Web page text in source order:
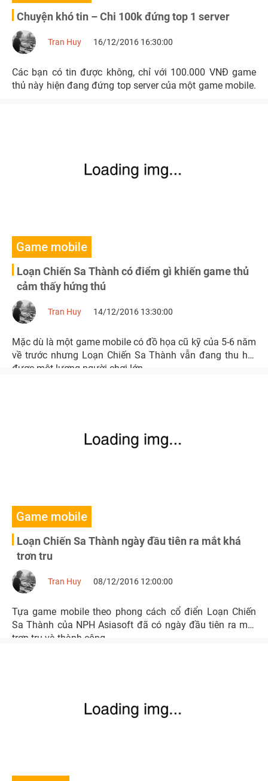
Chuyện khó tin – Chi 100k đứng top 1 server
Tran Huy 16/12/2016 16:30:00
Các bạn có tin được không, chỉ với 100.000 VNĐ game
thủ này hiện đang đứng top server của một game mobile.
Game mobile
Loạn Chiến Sa Thành có điểm gì khiến game thủ
cảm thấy hứng thú
Tran Huy 14/12/2016 13:30:00
Mặc dù là một game mobile có đồ họa cũ kỹ của 5-6 năm
về trước nhưng Loạn Chiến Sa Thành vẫn đang thu hút
được một lượng người chơi lớn.
Game mobile
Loạn Chiến Sa Thành ngày đầu tiên ra mắt khá
trơn tru
Tran Huy 08/12/2016 12:00:00
Tựa game mobile theo phong cách cổ điển Loạn Chiến
Sa Thành của NPH Asiasoft đã có ngày đầu tiên ra mắt
trơn tru và thành công.